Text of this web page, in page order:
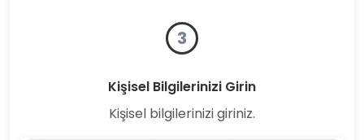
3
Kişisel Bilgilerinizi Girin
Kişisel bilgilerinizi giriniz.